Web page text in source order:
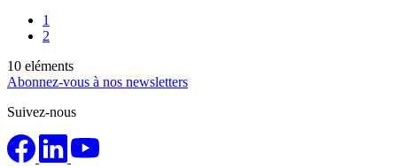
1
2
10 eléments
Abonnez-vous à nos newsletters
Suivez-nous